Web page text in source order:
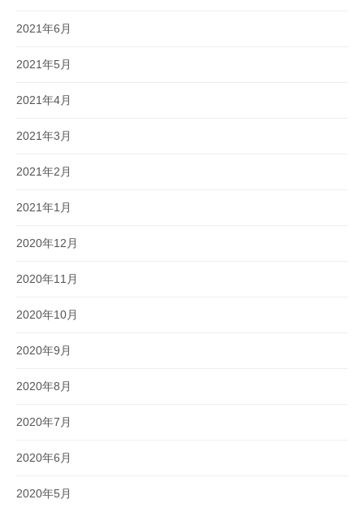
2021年6月
2021年5月
2021年4月
2021年3月
2021年2月
2021年1月
2020年12月
2020年11月
2020年10月
2020年9月
2020年8月
2020年7月
2020年6月
2020年5月